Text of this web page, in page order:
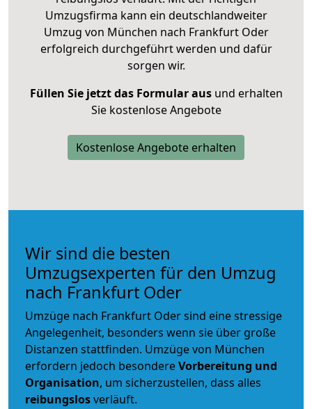
Umzugsfirma kann ein deutschlandweiter
Umzug von München nach Frankfurt Oder
erfolgreich durchgeführt werden und dafür
sorgen wir.
Füllen Sie jetzt das Formular ausund erhalten
Sie kostenlose Angebote
Kostenlose Angebote erhalten
Wir sind die besten
Umzugsexperten für den Umzug
nach Frankfurt Oder
Umzüge nach Frankfurt Oder sind eine stressige
Angelegenheit, besonders wenn sie über große
Distanzen stattfinden. Umzüge von München
erfordern jedoch besondereVorbereitung und
Organisation, um sicherzustellen, dass alles
reibungslosverläuft.